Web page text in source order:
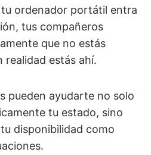
ordenador portátil entra
tus compañeros
que no estás
realidad estás ahí.
pueden ayudarte no solo
tu estado, sino
disponibilidad como